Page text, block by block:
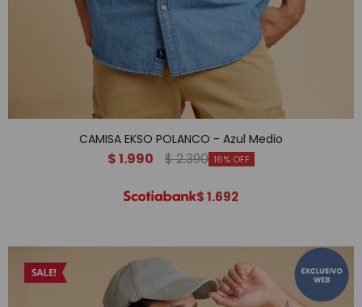
CAMISA EKSO POLANCO - Azul Medio
$1.990 $2.390 16
$1.692